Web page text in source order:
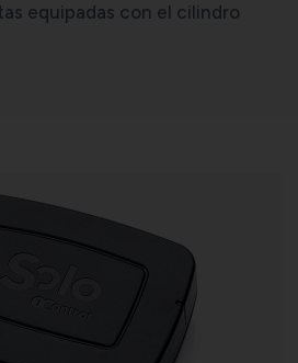
equipadas con el cilindro